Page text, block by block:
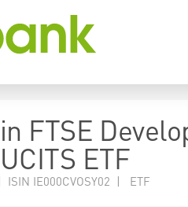
FTSE
ETF
ISIN IE000CVOSY02 | ETF